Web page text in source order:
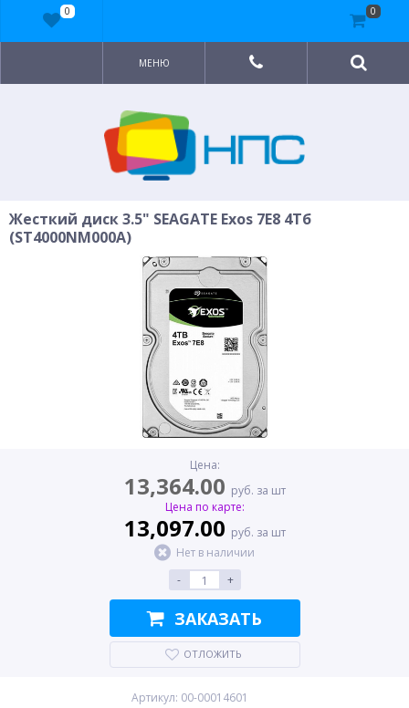
МЕНЮ
Жесткий диск 3.5" SEAGATE Exos 7E8 4Тб
(ST4000NM000A)
Цена:
13,364.00 руб. за шт
Цена по карте:
13,097.00 руб. за шт
Нет в наличии
-
+
ЗАКАЗАТЬ
ОТЛОЖИТЬ
Артикул: 00-00014601
0 0